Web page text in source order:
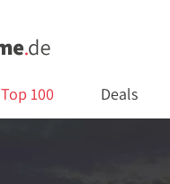
Top 100 Deals